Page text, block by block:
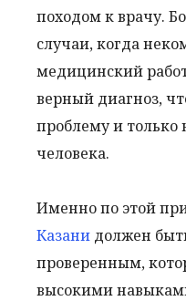
походом к врачу.
случаи, когда
медицинский
верный диагноз,
проблему и только
человека.
Именно по этой
Казани должен
проверенным,
высокими